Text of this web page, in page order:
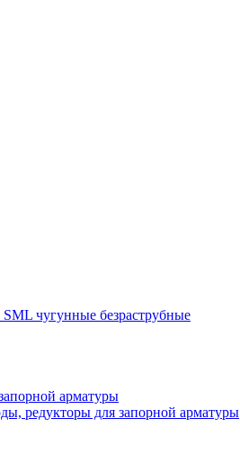
чугунные безраструбные
арматуры
редукторы для запорной арматуры